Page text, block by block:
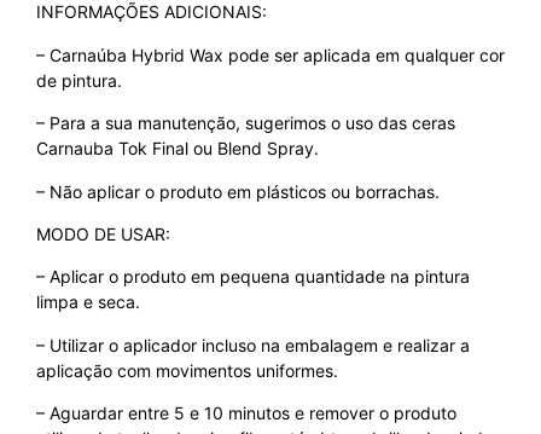
INFORMAÇÕES ADICIONAIS:
– Carnaúba Hybrid Wax pode ser aplicada em qualquer cor
de pintura.
– Para a sua manutenção, sugerimos o uso das ceras
Carnauba Tok Final ou Blend Spray.
– Não aplicar o produto em plásticos ou borrachas.
MODO DE USAR:
– Aplicar o produto em pequena quantidade na pintura
limpa e seca.
– Utilizar o aplicador incluso na embalagem e realizar a
aplicação com movimentos uniformes.
– Aguardar entre 5 e 10 minutos e remover o produto